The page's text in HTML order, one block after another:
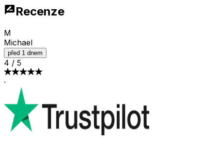
Recenze
M
Michael
před 1 dnem
4 / 5
·